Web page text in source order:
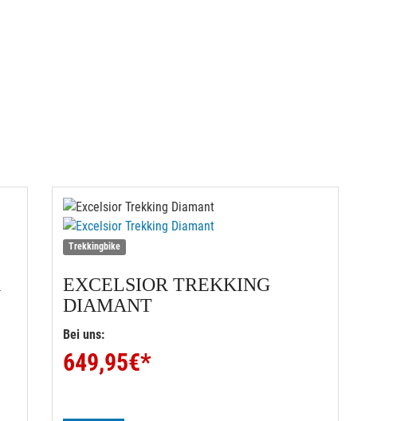
Trekkingbike
EXCELSIOR TREKKING
DIAMANT
Bei uns:
649,95€*